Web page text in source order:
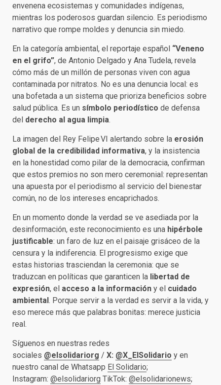
envenena ecosistemas y comunidades indígenas,
mientras los poderosos guardan silencio. Es periodismo
narrativo que rompe moldes y denuncia sin miedo.
En la categoría ambiental, el reportaje español “Veneno
en el grifo”, de Antonio Delgado y Ana Tudela, revela
cómo más de un millón de personas viven con agua
contaminada por nitratos. No es una denuncia local: es
una bofetada a un sistema que prioriza beneficios sobre
salud pública. Es un símbolo periodístico de defensa
del derecho al agua limpia.
La imagen del Rey Felipe VI alertando sobre la erosión
global de la credibilidad informativa, y la insistencia
en la honestidad como pilar de la democracia, confirman
que estos premios no son mero ceremonial: representan
una apuesta por el periodismo al servicio del bienestar
común, no de los intereses encaprichados.
En un momento donde la verdad se ve asediada por la
desinformación, este reconocimiento es una hipérbole
justificable: un faro de luz en el paisaje grisáceo de la
censura y la indiferencia. El progresismo exige que
estas historias trasciendan la ceremonia: que se
traduzcan en políticas que garanticen la libertad de
expresión, el acceso a la información y el cuidado
ambiental. Porque servir a la verdad es servir a la vida, y
eso merece más que palabras bonitas: merece justicia
real.
Síguenos en nuestras redes
sociales @elsolidariorg / X: @X_ElSolidario y en
nuestro canal de Whatsapp El Solidario;
Instagram: @elsolidariorg TikTok: @elsolidarionews;